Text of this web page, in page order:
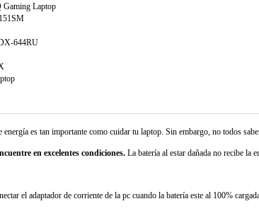
Laptop
644RU
energía es tan importante como cuidar tu laptop. Sin embargo, no todos
en excelentes condiciones. La batería al estar dañada no recibe la
el adaptador de corriente de la pc cuando la batería este al 100%